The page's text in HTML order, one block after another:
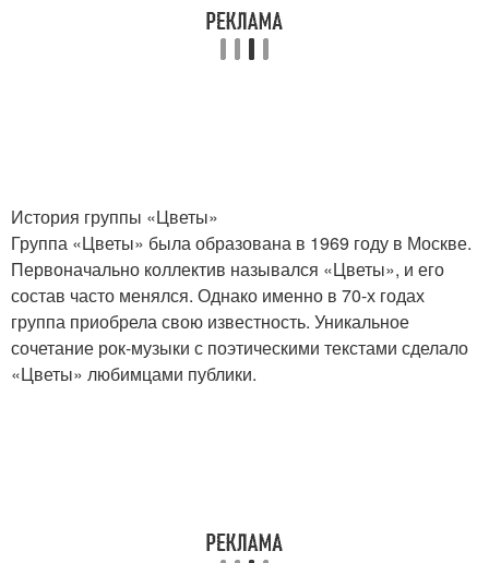
История группы «Цветы»
Группа «Цветы» была образована в 1969 году в Москве.
Первоначально коллектив назывался «Цветы», и его
состав часто менялся. Однако именно в 70-х годах
группа приобрела свою известность. Уникальное
сочетание рок-музыки с поэтическими текстами сделало
«Цветы» любимцами публики.